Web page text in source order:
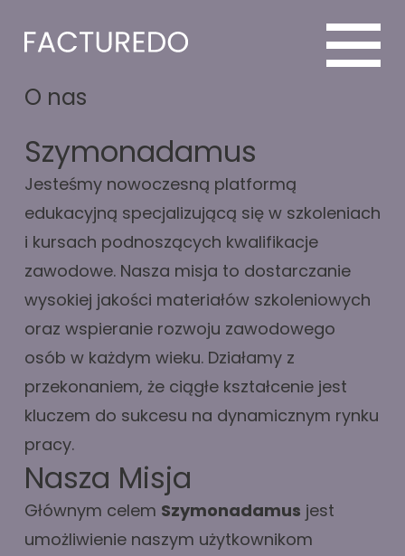
O nas
Szymonadamus
Jesteśmy nowoczesną platformą
edukacyjną specjalizującą się w szkoleniach
i kursach podnoszących kwalifikacje
zawodowe. Nasza misja to dostarczanie
wysokiej jakości materiałów szkoleniowych
oraz wspieranie rozwoju zawodowego
osób w każdym wieku. Działamy z
przekonaniem, że ciągłe kształcenie jest
kluczem do sukcesu na dynamicznym rynku
pracy.
Nasza Misja
Głównym celem Szymonadamus jest
umożliwienie naszym użytkownikom